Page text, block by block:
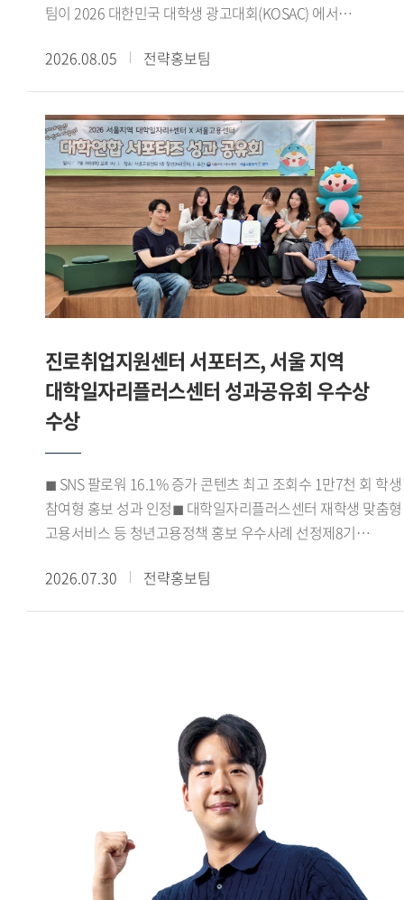
팀이 2026 대한민국 대학생 광고대회(KOSAC) 에서
는 문화체육관광부가 주최하고 한국광고총연합회가 주관하는
지도교수와 함께 주제에 맞는 광고 캠페인 기획서를 제작해
경쟁한다.삼성화재의 후원으로 열린 이번 대회는 2030세대의
일상에 보험을 더하다 를 주제로 진행됐다. 광미사팀은
수업에서 수행한 팀 프로젝트를 발전시켜 공모전에
출품했으며, 보험 시장이 꾸준히 성장하는 가운데 2030세대의
신규 가입은 감소하고 있다는 점에 주목해 캠페인 전략을
설계했다.광미사팀은 이를 바탕으로 같이, 일상이 되다 라는
캠페인 콘셉트를 제시했다. 보험을 어렵고 복잡하게 인식하는
2030세대가 보다 친근하게 접근할 수 있도록 AI 진단 테스트와
구체적인 실행안을 구성했다.광미사팀은 강민서(팀장 GBT 22),
이정민(독일어통번역 23), 유승원(철학 24), 윤혜령
(이탈리아어통번역 21) 학생으로 구성됐다. 서로 다른 전공의
학생들은 아이디어 도출과 시장 데이터 분석, 캠페인 전략 수립,
기획안 제작에 이르는 전 과정을 함께 수행했다.
코삭챌린저상은 각 지역 예선 출품작 가운데 상위 15% 이내의
우수작에 수여되는 상이다. 이번 수상은 광미사팀의 기획력과
캠페인의 실현 가능성을 인정받은 결과로, 교과목에서 진행한
수업과 실무를 연계한 교육의 성과를 보여주는 사례로
2026.08.05 전략홍보팀
진로취업지원센터 서포터즈, 서울 지역
대학일자리플러스센터 성과공유회 우수상
수상
◼ SNS 팔로워 16.1% 증가 콘텐츠 최고 조회수 1만7천 회 학생
참여형 홍보 성과 인정◼ 대학일자리플러스센터 재학생 맞춤형
고용서비스 등 청년고용정책 홍보 우수사례 선정제8기
대학일자리플러스센터 성과공유회에서 우수상을 수상하며
학생 참여형 진로 취업 홍보 활동의 우수성을 인정받았다.우리
대학일자리플러스센터(거점형) 사업을 비롯해 고용노동부의
재학생 맞춤형 고용서비스와 졸업생 특화프로그램 등을
학생들에게 알리고 참여를 확대하기 위한 다양한 홍보 활동을
펼쳤다.특히 카드뉴스와 숏폼 영상 등 학생들의 이용 방식에
맞춘 디지털 콘텐츠를 제작 운영하며 SNS 팔로워를 16.1%
늘렸고, 콘텐츠 최고 조회수 1만7천 회를 기록하는 등 높은 홍
성과를 거뒀다.이 같은 성과를 바탕으로 제8기
2026.07.30 전략홍보팀